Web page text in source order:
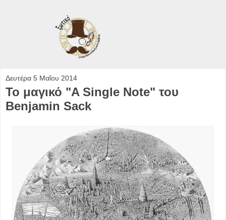
Δευτέρα 5 Μαΐου 2014
Το μαγικό "A Single Note" του
Benjamin Sack